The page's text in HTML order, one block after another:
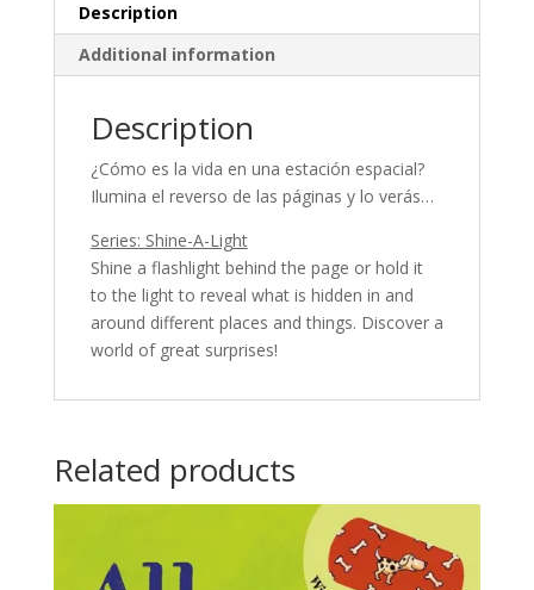
Description
Additional information
Description
¿Cómo es la vida en una estación espacial?
Ilumina el reverso de las páginas y lo verás…
Series: Shine-A-Light
Shine a flashlight behind the page or hold it
to the light to reveal what is hidden in and
around different places and things. Discover a
world of great surprises!
Related products